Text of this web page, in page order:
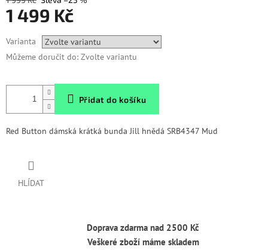
1 499 Kč
cena:
Varianta
Můžeme doručit do: Zvolte variantu
Přidat do košíku
Red Button dámská krátká bunda Jill hnědá SRB4347 Mud
HLÍDAT
Doprava zdarma nad 2500 Kč
Veškeré zboží máme skladem